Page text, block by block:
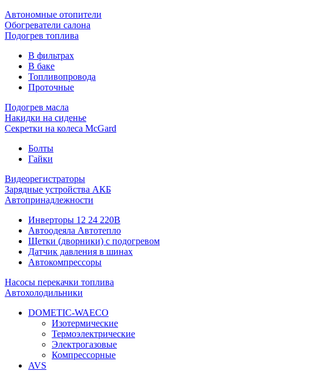
Автономные отопители
Обогреватели салона
Подогрев топлива
В фильтрах
В баке
Топливопровода
Проточные
Подогрев масла
Накидки на сиденье
Секретки на колеса McGard
Болты
Гайки
Видеорегистраторы
Зарядные устройства АКБ
Автопринадлежности
Инверторы 12 24 220В
Автоодеяла Автотепло
Щетки (дворники) с подогревом
Датчик давления в шинах
Автокомпрессоры
Насосы перекачки топлива
Автохолодильники
DOMETIC-WAECO
Изотермические
Термоэлектрические
Электрогазовые
Компрессорные
AVS